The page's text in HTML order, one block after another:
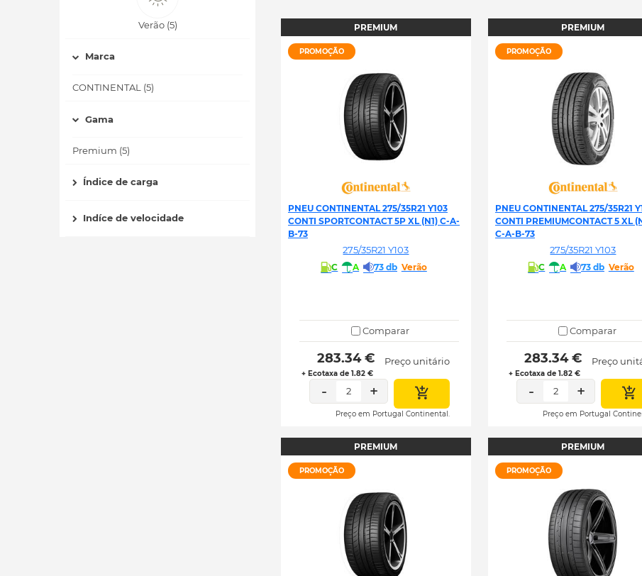
Verão (5)
Marca
CONTINENTAL (5)
Gama
Premium (5)
Índice de carga
Indíce de velocidade
PREMIUM
PROMOÇÃO
PNEU CONTINENTAL 275/35R21 Y103
CONTI SPORTCONTACT 5P XL (N1) C-A-
B-73
275/35R21 Y103
C A 73 db Verão
Comparar
283.34 €
+ Ecotaxa de 1.82 €
Preço unitário
- 2 +
Preço em Portugal Continental.
PREMIUM
PROMOÇÃO
PNEU CONTINENTAL 275/35R21
CONTI PREMIUMCONTACT 5 XL
C-A-B-73
275/35R21 Y103
C A 73 db Verão
Comparar
283.34 €
+ Ecotaxa de 1.82 €
Preço
- 2 +
Preço em Portugal
PREMIUM
PROMOÇÃO
PREMIUM
PROMOÇÃO